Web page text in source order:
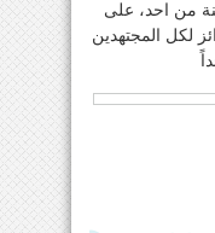
من احد، على
لكل المجتهدين